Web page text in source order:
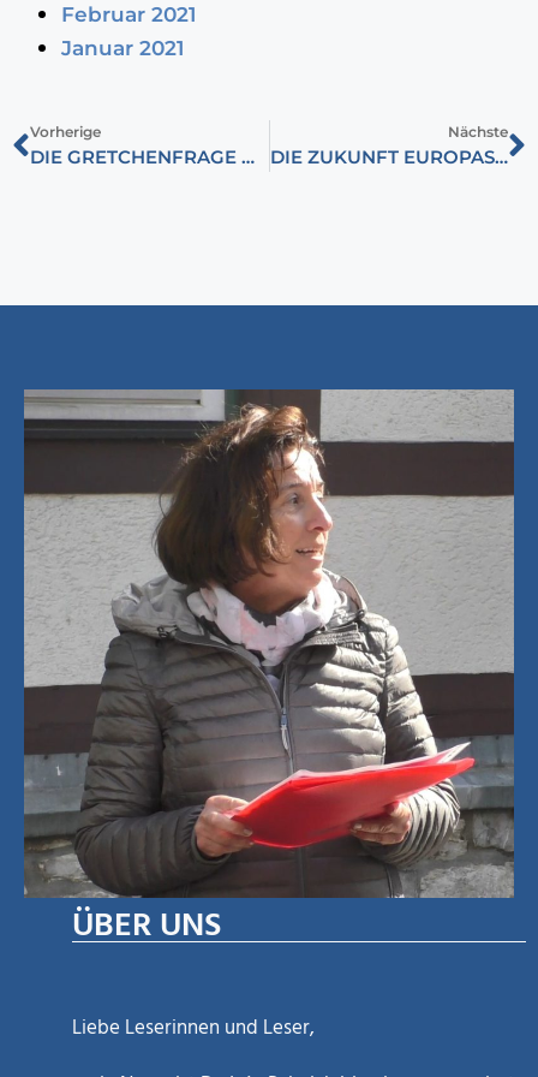
Februar 2021
Januar 2021
Vorherige
DIE GRETCHENFRAGE DER V4
Nächste
DIE ZUKUNFT EUROPAS: KRIEG ODER FRIEDEN
ÜBER UNS
Liebe Leserinnen und Leser,